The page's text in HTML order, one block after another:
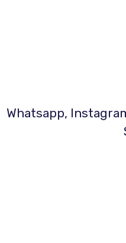
Whatsapp,